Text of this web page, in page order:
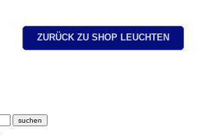
ZURÜCK ZU SHOP LEUCHTEN